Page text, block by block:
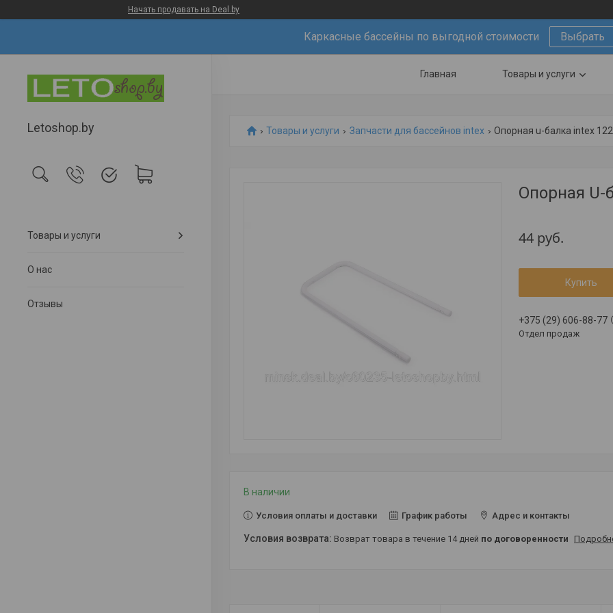
Начать продавать на Deal.by
Каркасные бассейны по выгодной стоимости Выбрать
Letoshop.by
Товары и услуги
О нас
Отзывы
Главная Товары и услуги
Товары и услуги Запчасти для бассейнов intex Опорная u-балка intex
Опорная U-
44 руб.
Купить
+375 (29) 606-88-77
Отдел продаж
В наличии
Условия оплаты и доставки График работы Адрес и контакты
возврат товара в течение 14 дней по договоренности